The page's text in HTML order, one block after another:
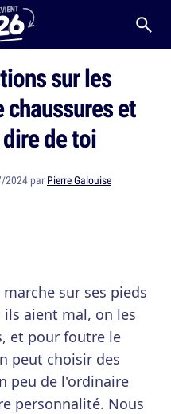
sur les
et
de toi
2024 par Pierre Galouise
sur ses pieds
aient mal, on les
et pour foutre le
peut choisir des
peu de l'ordinaire
personnalité. Nous